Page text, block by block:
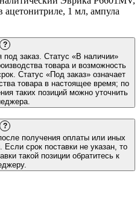
1 мл, ампула
?
под заказ. Статус «В наличии»
товара и возможность
Статус «Под заказ» означает
товара в настоящее время; по
таких позиций можно уточнить
?
получения оплаты или иных
срок поставки не указан, то
такой позиции обратитесь к